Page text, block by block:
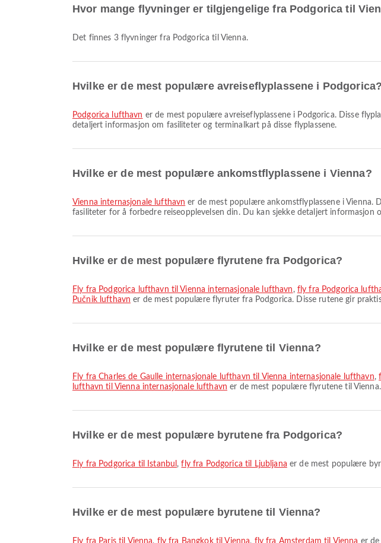
Hvor mange flyvninger er tilgjengelige fra Podgorica til
Det finnes 3 flyvninger fra Podgorica til Vienna.
Hvilke er de mest populære avreiseflyplassene i Podgorica?
Podgorica lufthavn er de mest populære avreiseflyplassene i Podgorica. Disse
detaljert informasjon om fasiliteter og terminalkart på disse flyplassene.
Hvilke er de mest populære ankomstflyplassene i Vienna?
Vienna internasjonale lufthavn er de mest populære ankomstflyplassene i Vienna.
fasiliteter for å forbedre reiseopplevelsen din. Du kan sjekke detaljert informasjon
Hvilke er de mest populære flyrutene fra Podgorica?
fly fra Podgorica lufthavn til Vienna internasjonale lufthavn , fly fra Podgorica
Pučnik lufthavn er de mest populære flyruter fra Podgorica. Disse rutene gir
Hvilke er de mest populære flyrutene til Vienna?
fly fra Charles de Gaulle internasjonale lufthavn til Vienna internasjonale lufthavn,
lufthavn til Vienna internasjonale lufthavn er de mest populære flyrutene til
Hvilke er de mest populære byrutene fra Podgorica?
fly fra Podgorica til Istanbul ,fly fra Podgorica til Ljubljana er de mest populære
Hvilke er de mest populære byrutene til Vienna?
fly fra Paris til Vienna, fly fra Bangkok til Vienna, fly fra Amsterdam til Vienna er